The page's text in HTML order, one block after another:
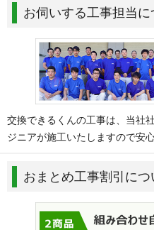
お伺いする工事担当に
交換できるくんの工事は、当社
ジニアが施工いたしますので安心
おまとめ工事割引につ